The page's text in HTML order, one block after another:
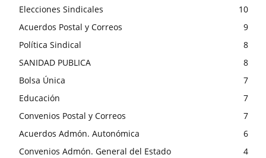
Elecciones Sindicales
10
Acuerdos Postal y Correos
9
Política Sindical
8
SANIDAD PUBLICA
8
Bolsa Única
7
Educación
7
Convenios Postal y Correos
7
Acuerdos Admón. Autonómica
6
Convenios Admón. General del Estado
4